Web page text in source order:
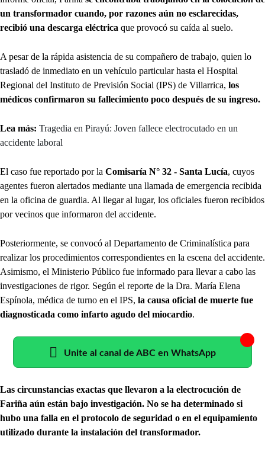
un transformador cuando, por razones aún no esclarecidas,
recibió una descarga eléctrica que provocó su caída al suelo.
A pesar de la rápida asistencia de su compañero de trabajo, quien lo
trasladó de inmediato en un vehículo particular hasta el Hospital
Regional del Instituto de Previsión Social (IPS) de Villarrica, los
médicos confirmaron su fallecimiento poco después de su ingreso.
Lea más: Tragedia en Pirayú: Joven fallece electrocutado en un
accidente laboral
El caso fue reportado por la Comisaría N° 32 - Santa Lucía, cuyos
agentes fueron alertados mediante una llamada de emergencia recibida
en la oficina de guardia. Al llegar al lugar, los oficiales fueron recibidos
por vecinos que informaron del accidente.
Posteriormente, se convocó al Departamento de Criminalística para
realizar los procedimientos correspondientes en la escena del accidente.
Asimismo, el Ministerio Público fue informado para llevar a cabo las
investigaciones de rigor. Según el reporte de la Dra. María Elena
Espínola, médica de turno en el IPS, la causa oficial de muerte fue
diagnosticada como infarto agudo del miocardio.
Unite al canal de ABC en WhatsApp
Las circunstancias exactas que llevaron a la electrocución de
Fariña aún están bajo investigación. No se ha determinado si
hubo una falla en el protocolo de seguridad o en el equipamiento
utilizado durante la instalación del transformador.